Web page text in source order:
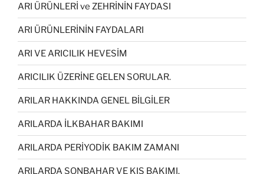
ARI ÜRÜNLERİ ve ZEHRİNİN FAYDASI
ARI ÜRÜNLERİNİN FAYDALARI
ARI VE ARICILIK HEVESİM
ARICILIK ÜZERİNE GELEN SORULAR.
ARILAR HAKKINDA GENEL BİLGİLER
ARILARDA İLKBAHAR BAKIMI
ARILARDA PERİYODİK BAKIM ZAMANI
ARILARDA SONBAHAR VE KIŞ BAKIMI.